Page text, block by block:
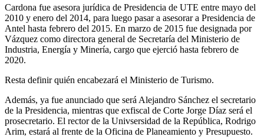
Cardona fue asesora jurídica de Presidencia de UTE entre mayo del
2010 y enero del 2014, para luego pasar a asesorar a Presidencia de
Antel hasta febrero del 2015. En marzo de 2015 fue designada por
Vázquez como directora general de Secretaría del Ministerio de
Industria, Energía y Minería, cargo que ejerció hasta febrero de
2020.
Resta definir quién encabezará el Ministerio de Turismo.
Además, ya fue anunciado que será Alejandro Sánchez el secretario
de la Presidencia, mientras que exfiscal de Corte Jorge Díaz será el
prosecretario. El rector de la Univsersidad de la República, Rodrigo
Arim, estará al frente de la Oficina de Planeamiento y Presupuesto.